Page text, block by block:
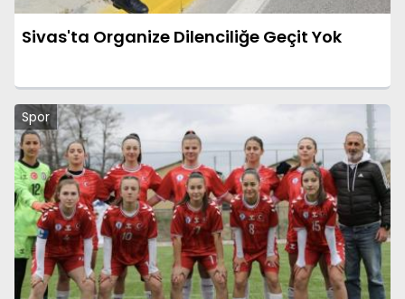
Sivas'ta Organize Dilenciliğe Geçit Yok
Spor